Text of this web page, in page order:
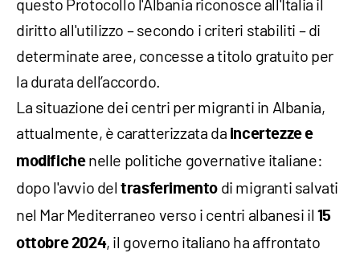
questo Protocollo l'Albania riconosce all'Italia il
diritto all'utilizzo – secondo i criteri stabiliti – di
determinate aree, concesse a titolo gratuito per
la durata dell’accordo.
La situazione dei centri per migranti in Albania,
attualmente, è caratterizzata da incertezze e
modifichenelle politiche governative italiane:
dopo l'avvio deltrasferimento di migranti salvati
nel Mar Mediterraneo verso i centri albanesi il 15
ottobre 2024, il governo italiano ha affrontato